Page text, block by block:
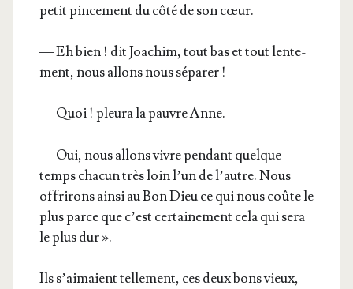
petit pin­ce­ment du côté de son cœur.
— Eh bien ! dit Joa­chim, tout bas et tout len­te­
ment, nous allons nous séparer !
— Quoi ! pleu­ra la pauvre Anne.
— Oui, nous allons vivre pen­dant quelque
temps cha­cun très loin l’un de l’autre. Nous
offri­rons ain­si au Bon Dieu ce qui nous coûte le
plus parce que c’est cer­tai­ne­ment cela qui sera
le plus dur ».
Ils s’ai­maient tel­le­ment, ces deux bons vieux,